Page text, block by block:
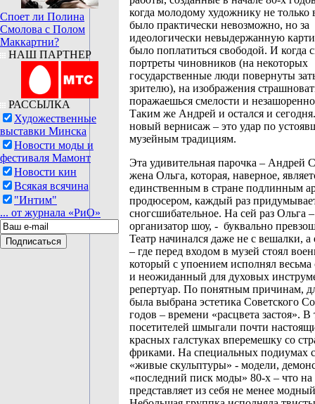
Споет ли Полина
Смолова с Полом
Маккартни?
НАШ ПАРТНЕР
РАССЫЛКА
Художественные
выставки Минска
Новости моды и
фестиваля Мамонт
Новости кин
Всякая всячина
"Интим"
... от журнала «РиО»
когда молодому художнику не только
было практически невозможно, но за
идеологически невыдержанную
было поплатиться свободой. И когда
портреты чиновников (на некоторых
государственные люди повернуты
зрителю), на изображения
поражаешься смелости и
Таким же Андрей и остался и
новый вернисаж – это удар по
музейным традициям.
Эта удивительная парочка – Андрей
жена Ольга, которая, наверное,
единственным в стране подлинным
продюсером, каждый раз
сногсшибательное. На сей раз Ольга
организатор шоу, - буквально
Театр начинался даже не с вешалки,
– где перед входом в музей стоял
который с упоением исполнял
и неожиданный для духовых
репертуар. По понятным причинам,
была выбрана эстетика Советского
годов – времени «расцвета застоя». В
посетителей шмыгали почти
красных галстуках вперемешку со
фриками. На специальных подиумах
«живые скульптуры» - модели,
«последний писк моды» 80-х – что на
представляет из себя не менее